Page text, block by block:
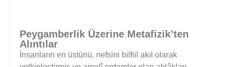
Peygamberlik Üzerine Metafizik’ten
Alıntılar
İnsanların en üstünü, nefsini bilfiil akıl olarak